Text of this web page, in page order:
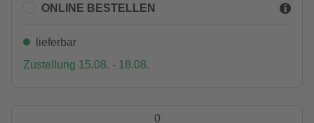
ONLINE BESTELLEN
lieferbar
Zustellung 15.08. - 18.08.